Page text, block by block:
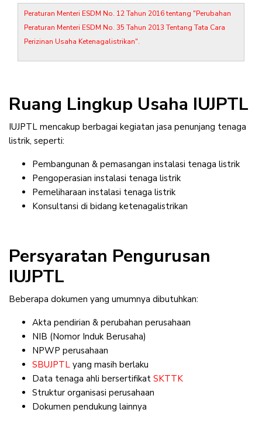
Peraturan Menteri ESDM No. 12 Tahun 2016 tentang "Perubahan
Peraturan Menteri ESDM No. 35 Tahun 2013 Tentang Tata Cara
Perizinan Usaha Ketenagalistrikan".
Ruang Lingkup Usaha IUJPTL
IUJPTL mencakup berbagai kegiatan jasa penunjang tenaga
listrik, seperti:
Pembangunan & pemasangan instalasi tenaga listrik
Pengoperasian instalasi tenaga listrik
Pemeliharaan instalasi tenaga listrik
Konsultansi di bidang ketenagalistrikan
Persyaratan Pengurusan
IUJPTL
Beberapa dokumen yang umumnya dibutuhkan:
Akta pendirian & perubahan perusahaan
NIB (Nomor Induk Berusaha)
NPWP perusahaan
SBUJPTL yang masih berlaku
Data tenaga ahli bersertifikat SKTTK
Struktur organisasi perusahaan
Dokumen pendukung lainnya